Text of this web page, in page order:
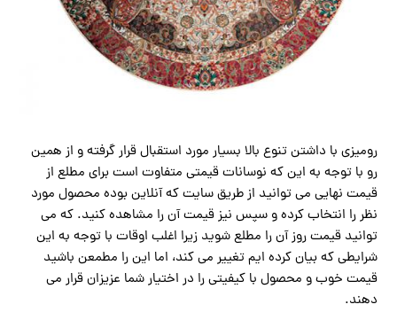
رومیزی با داشتن تنوع بالا بسیار مورد استقبال قرار گرفته و از همین
رو با توجه به این که نوسانات قیمتی متفاوت است برای مطلع از
قیمت نهایی می توانید از طریق سایت که آنلاین بوده محصول مورد
نظر را انتخاب کرده و سپس نیز قیمت آن را مشاهده کنید. که می
توانید قیمت روز آن را مطلع شوید زیرا اغلب اوقات با توجه به این
شرایطی که بیان کرده ایم تغییر می کند، اما این را مطمعن باشید
قیمت خوب و محصول با کیفیتی را در اختیار شما عزیزان قرار می
دهند.